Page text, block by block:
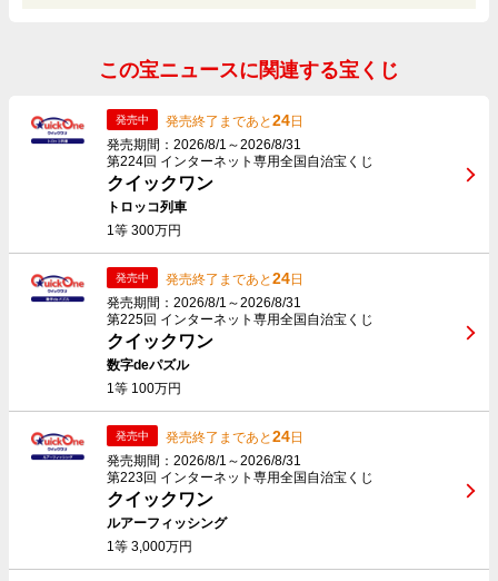
この宝ニュースに関連する宝くじ
発売中 発売終了まであと24日
発売期間：2026/8/1～2026/8/31
第224回 インターネット専用全国自治宝くじ
クイックワン
トロッコ列車
1等 300万円
発売中 発売終了まであと24日
発売期間：2026/8/1～2026/8/31
第225回 インターネット専用全国自治宝くじ
クイックワン
数字deパズル
1等 100万円
発売中 発売終了まであと24日
発売期間：2026/8/1～2026/8/31
第223回 インターネット専用全国自治宝くじ
クイックワン
ルアーフィッシング
1等 3,000万円